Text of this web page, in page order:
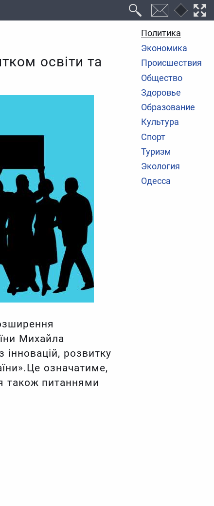
Политика
Экономика
Происшествия
Общество
Здоровье
Образование
Культура
Спорт
Туризм
Экология
Одесса
освіти та
Михайла
розвитку
означатиме,
також питаннями